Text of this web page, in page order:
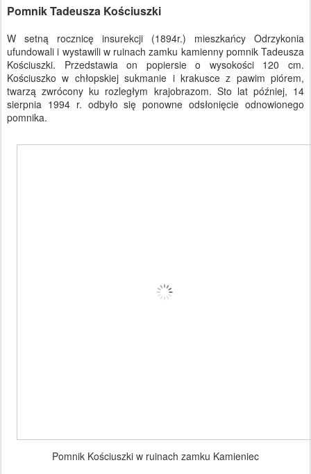
Pomnik Tadeusza Kościuszki
W setną rocznicę insurekcji (1894r.) mieszkańcy Odrzykonia
ufundowali i wystawili w ruinach zamku kamienny pomnik Tadeusza
Kościuszki. Przedstawia on popiersie o wysokości 120 cm.
Kościuszko w chłopskiej sukmanie i krakusce z pawim piórem,
twarzą zwrócony ku rozległym krajobrazom. Sto lat później, 14
sierpnia 1994 r. odbyło się ponowne odsłonięcie odnowionego
pomnika.
Pomnik Kościuszki w ruinach zamku Kamieniec